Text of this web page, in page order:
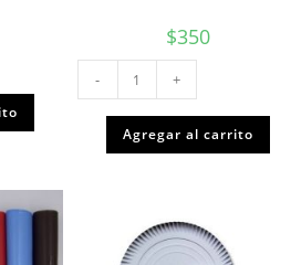
$350
Forro
college
verde
cantidad
- +
Agregar al carrito